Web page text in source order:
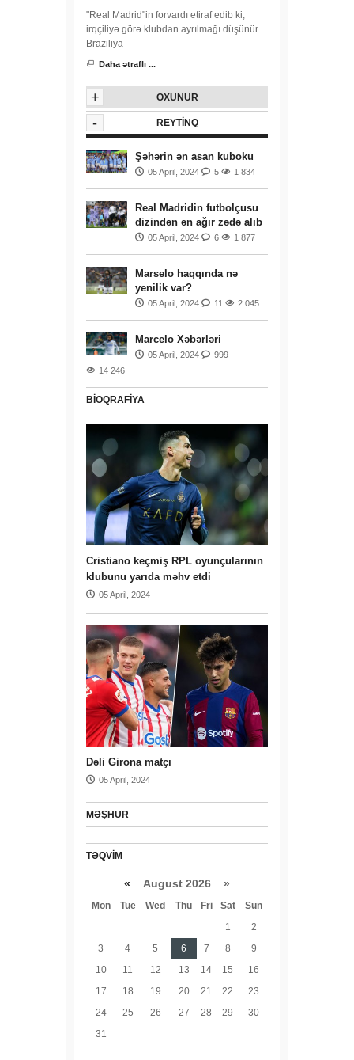
"Real Madrid"in forvardı etiraf edib ki,
irqçiliyə görə klubdan ayrılmağı düşünür.
Braziliya
Daha ətraflı ...
OXUNUR
+
REYTINQ
-
Şəhərin ən asan kuboku
05 April, 2024 5 1 834
Real Madridin futbolçusu
dizindən ən ağır zədə alıb
05 April, 2024 6 1 877
Marselo haqqında nə
yenilik var?
05 April, 2024 11 2 045
Marcelo Xəbərləri
05 April, 2024
999
14 246
BIOQRAFIYA
Cristiano keçmiş RPL oyunçularının
klubunu yarıda məhv etdi
05 April, 2024
Dəli Girona matçı
05 April, 2024
MƏŞHUR
TƏQVIM
« August 2026 »
Mon Tue Wed Thu Fri Sat
Sun
1
2
3
4 5 6 7 8
9
10
11 12 13 14 15
16
17
18 19 20 21 22
23
24
25 26 27 28 29
30
31